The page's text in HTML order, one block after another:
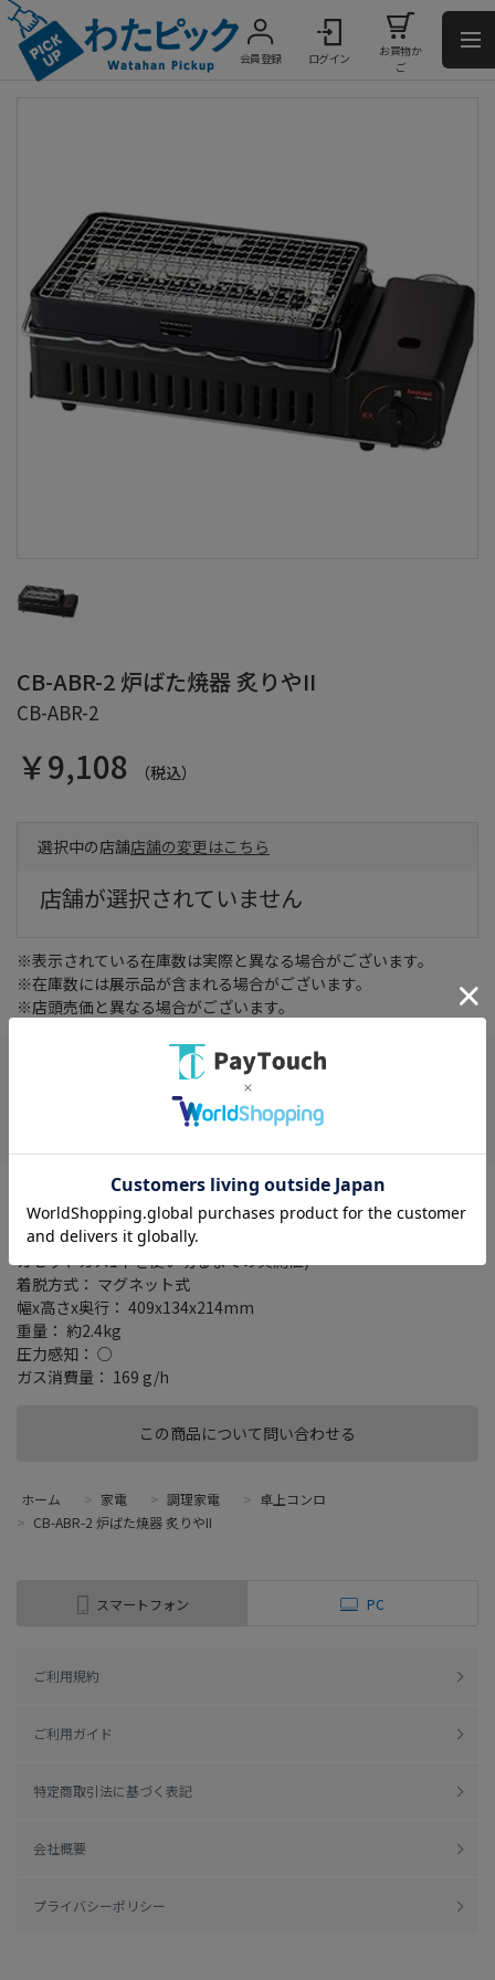
会員登録 ログイン
お買物か
ご
CB-ABR-2 炉ばた焼器 炙りやII
CB-ABR-2
￥9,108 （税込）
選択中の店舗店舗の変更はこちら
店舗が選択されていません
※表示されている在庫数は実際と異なる場合がございます。
※在庫数には展示品が含まれる場合がございます。
※店頭売価と異なる場合がございます。
この商品について問い合わせる
店舗選択が必要です
用途： 炉ばた焼き
最高出力： 2.3kW(2000kcal/h)
連続燃焼時間： 約90分(気温20～25℃のとき・強火連続燃焼にて
カセットガス1本を使い切るまでの実測値)
着脱方式： マグネット式
幅x高さx奥行： 409x134x214mm
重量： 約2.4kg
圧力感知： ○
ガス消費量： 169 g/h
ホーム > 家電 > 調理家電 > 卓上コンロ
> CB-ABR-2 炉ばた焼器 炙りやII
スマートフォン PC
ご利用規約
ご利用ガイド
特定商取引法に基づく表記
会社概要
プライバシーポリシー